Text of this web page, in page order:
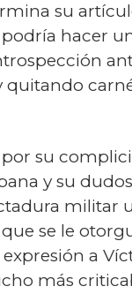
su
hacer
quitando
su
y su
militar
se le
a
más